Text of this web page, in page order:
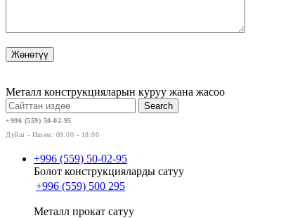
Металл конструкцияларын куруу жана жасоо
Search
+996 (559) 50-02-95
Дүйш - Ишем: 09:00 - 18:00
+996 (559) 50-02-95
Болот конструкцияларды сатуу
+996 (559) 500 295
Металл прокат сатуу